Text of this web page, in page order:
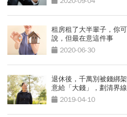
租房租了大半輩子，你
說，但最在意這件事
2020-06-30
退休後，千萬別被錢綁
意給「大錢」，劃清界
2019-04-10